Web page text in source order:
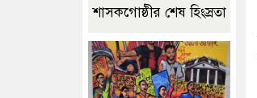
শাসকগোষ্ঠীর শেষ হিংস্রতা